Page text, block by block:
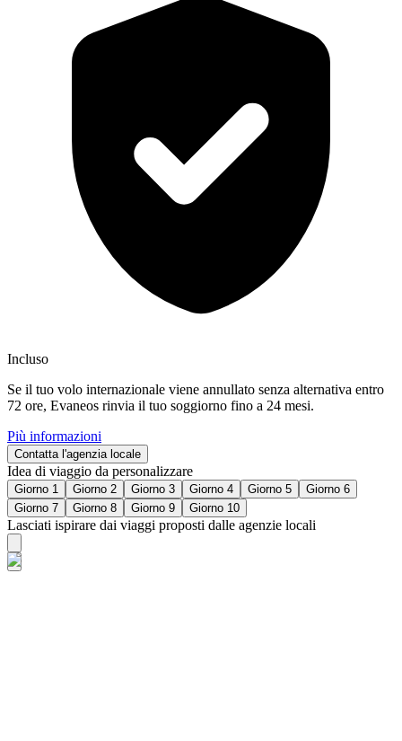
Incluso
Se il tuo volo internazionale viene annullato senza alternativa entro
72 ore, Evaneos rinvia il tuo soggiorno fino a 24 mesi.
Più informazioni
Contatta l'agenzia locale
Idea di viaggio da personalizzare
Giorno 1 Giorno 2 Giorno 3 Giorno 4 Giorno 5
Giorno 6
Giorno 7
Giorno 8 Giorno 9 Giorno 10
Lasciati ispirare dai viaggi proposti dalle agenzie locali